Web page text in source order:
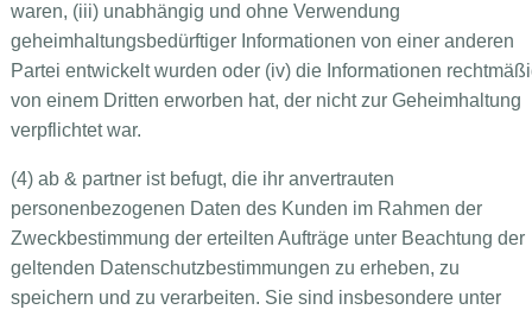
waren, (iii) unabhängig und ohne Verwendung
geheimhaltungsbedürftiger Informationen von einer anderen
Partei entwickelt wurden oder (iv) die Informationen
von einem Dritten erworben hat, der nicht zur Geheimhaltung
verpflichtet war.
(4) ab & partner ist befugt, die ihr anvertrauten
personenbezogenen Daten des Kunden im Rahmen der
Zweckbestimmung der erteilten Aufträge unter Beachtung der
geltenden Datenschutzbestimmungen zu erheben, zu
speichern und zu verarbeiten. Sie sind insbesondere unter